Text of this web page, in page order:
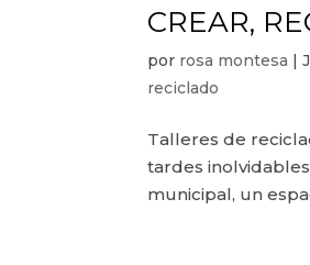
CREAR,
por rosa montesa |
reciclado
Talleres de
tardes
municipal, un